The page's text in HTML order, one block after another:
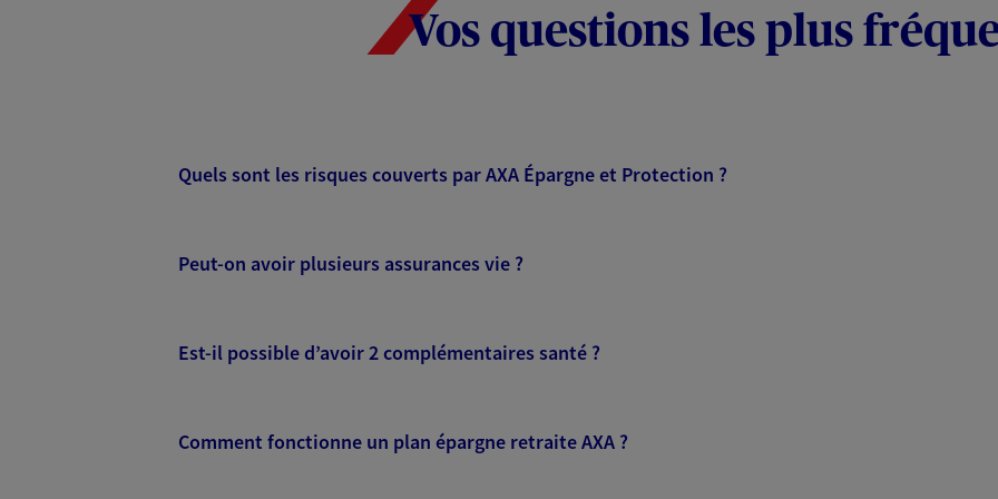
Vos questions les plus
Quels sont les risques couverts par AXA Épargne et Protection ?
Peut-on avoir plusieurs assurances vie ?
Est-il possible d’avoir 2 complémentaires santé ?
Comment fonctionne un plan épargne retraite AXA ?